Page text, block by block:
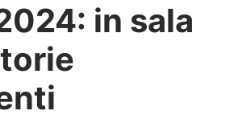
in sala